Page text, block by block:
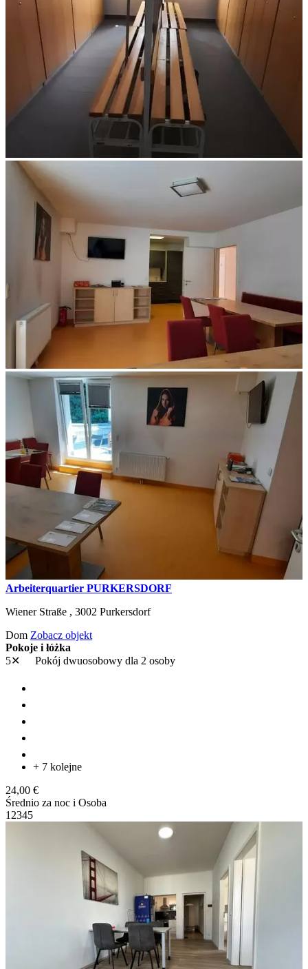
Arbeiterquartier PURKERSDORF
Wiener Straße , 3002 Purkersdorf
Dom Zobacz objekt
Pokoje i łóżka
5✕
Pokój dwuosobowy dla 2 osoby
+ 7 kolejne
24,00 €
Średnio za noc i Osoba
12345